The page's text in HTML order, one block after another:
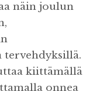
näin joulun
kiittämällä
onnea